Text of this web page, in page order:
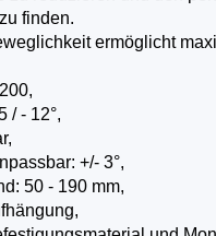
finden.
ermöglicht
/ - 12°,
+/- 3°,
50 - 190 mm,